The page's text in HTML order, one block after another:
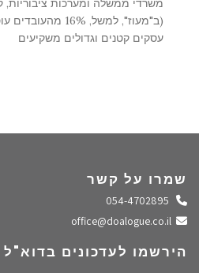
(ב"מעוז", למשל,
עסקים קטנים וגדולים משקיעים
שמרו על קשר
התקשרו אלינו
שלחו מייל
הירשמו לעדכונים בדוא"ל